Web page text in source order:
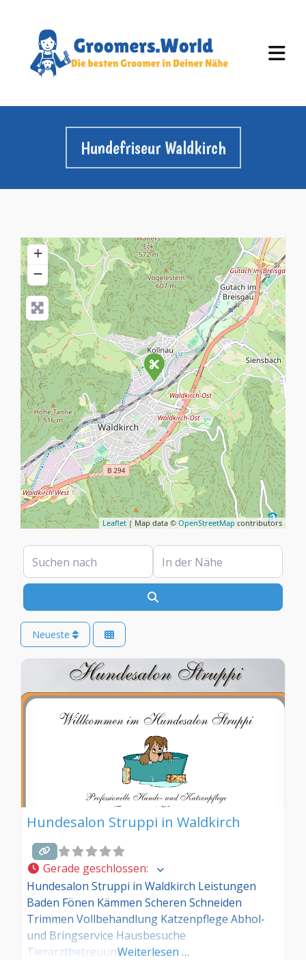
Hundefriseur Waldkirch
+
−
Leaflet| Map data © OpenStreetMap contributors
Suchen nach In der Nähe
Neueste
Hundesalon Struppi in Waldkirch
Gerade geschlossen:
Hundesalon Struppi in Waldkirch Leistungen
Baden Fönen Kämmen Scheren Schneiden
Trimmen Vollbehandlung Katzenpflege Abhol-
und Bringservice Hausbesuche
TierarztbetreuungWeiterlesen …